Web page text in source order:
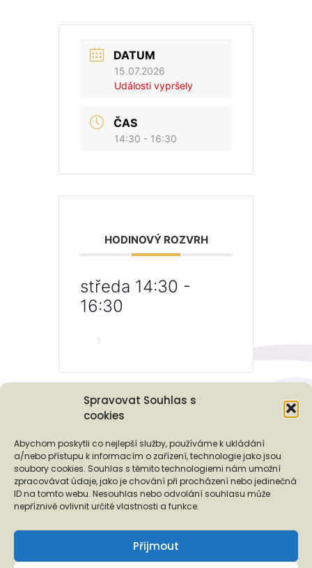
Spravovat Souhlas s
cookies
Abychom poskytli co nejlepší služby, používáme k ukládání
a/nebo přístupu k informacím o zařízení, technologie jako jsou
soubory cookies. Souhlas s těmito technologiemi nám umožní
zpracovávat údaje, jako je chování při procházení nebo jedinečná
ID na tomto webu. Nesouhlas nebo odvolání souhlasu může
nepříznivě ovlivnit určité vlastnosti a funkce.
Přijmout
DATUM
15.07.2026
Události vypršely
ČAS
14:30 - 16:30
HODINOVÝ ROZVRH
středa 14:30 -
16:30
Podporují nás...
❬ ❭